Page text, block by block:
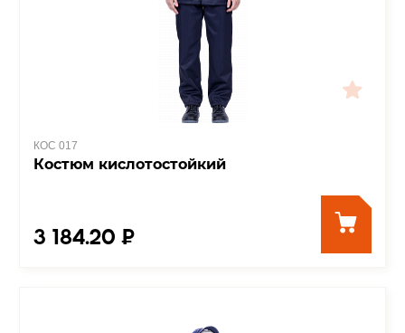
КОС 017
Костюм кислотостойкий
3 184.20 ₽